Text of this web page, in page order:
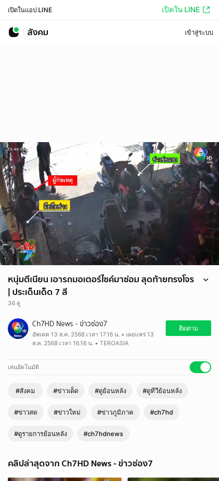
เปิดในแอป LINE เปิดใน LINE
สังคม เข้าสู่ระบบ
หนุ่มตีเนียน เอารถมอเตอร์ไซค์มาซ่อม สุดท้ายทรงโจร
| ประเด็นเด็ด 7 สี
36 ดู
จักรยานยนต์ เจอหนุ่มแสบตีเนียนเอารถจักรยานยนต์มาซ่อม สุดท้ายทรง
Ch7HD News - ข่าวช่อง7
อัพเดต 13 ส.ค. 2568 เวลา 17.16 น. • เผยแพร่ 13
ส.ค. 2568 เวลา 16.16 น. • TEROASIA
ติดตาม
เล่นอัตโนมัติ
#สังคม #ข่าวเด็ด #ดูย้อนหลัง #ดูทีวีย้อนหลัง
#ข่าวสด #ข่าวใหม่ #ข่าวภูมิภาค #ch7hd
#ดูรายการย้อนหลัง #ch7hdnews
คลิปล่าสุดจาก Ch7HD News - ข่าวช่อง7